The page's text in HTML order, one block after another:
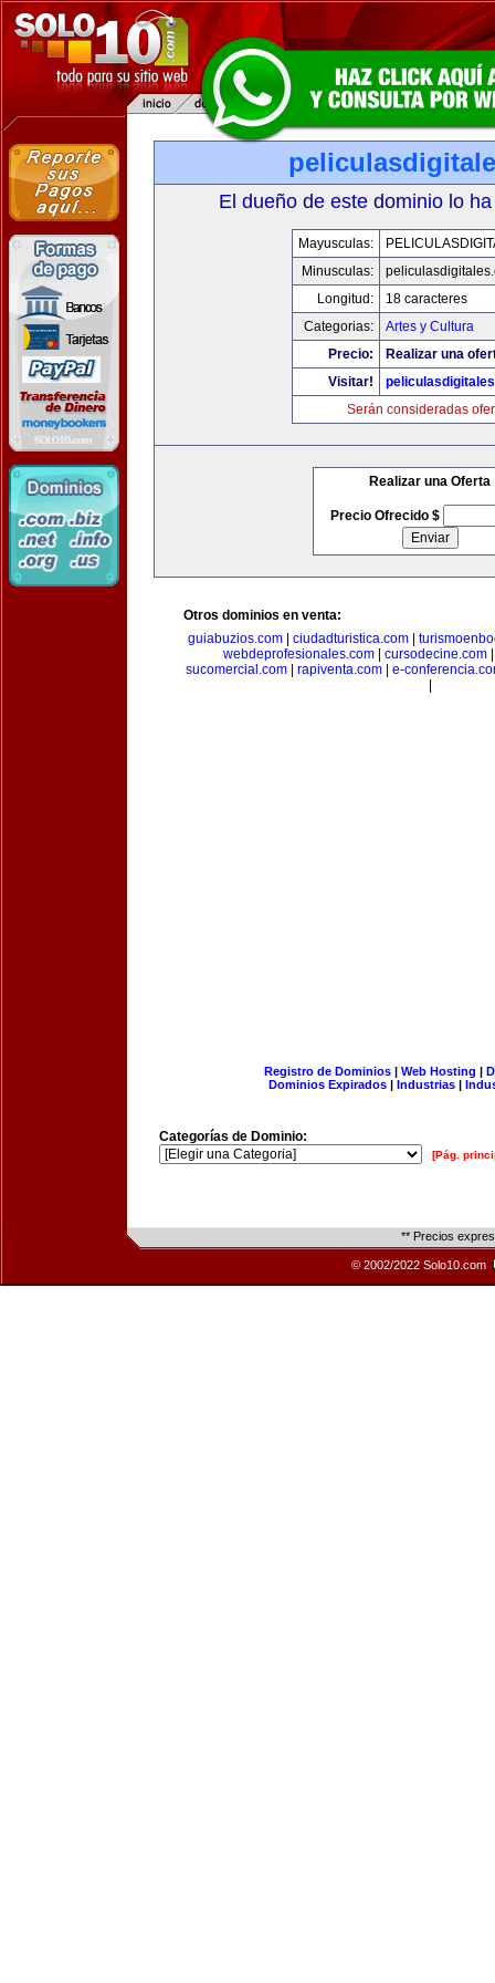
El dueño de este dominio lo
Mayusculas:
Minusculas:
Longitud:
18 caracteres
Categorias:
Artes y Cultura
Precio:
Realizar una
Visitar!
Serán consideradas
Realizar una Oferta
Precio Ofrecido $
Otros dominios en venta:
guiabuzios.com| ciudadturistica.com|
webdeprofesionales.com| cursodecine.com
sucomercial.com
rapiventa.com
e-
Registro de Dominios| Web Hosting |
Dominios Expirados | Industrias |
Categorías de Dominio:
[Pág.
** Precios
© 2002/2022 Solo10.com